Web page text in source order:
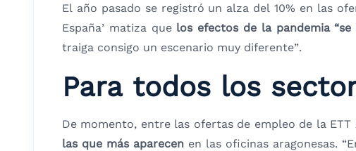
El año pasado se registró un alza del 10% en las
España’ matiza quelos efectos de la pandemia
traiga consigo un escenario muy diferente”.
Para todos los
De momento, entre las ofertas de empleo de la ETT
las que más aparecen en las oficinas aragonesas.